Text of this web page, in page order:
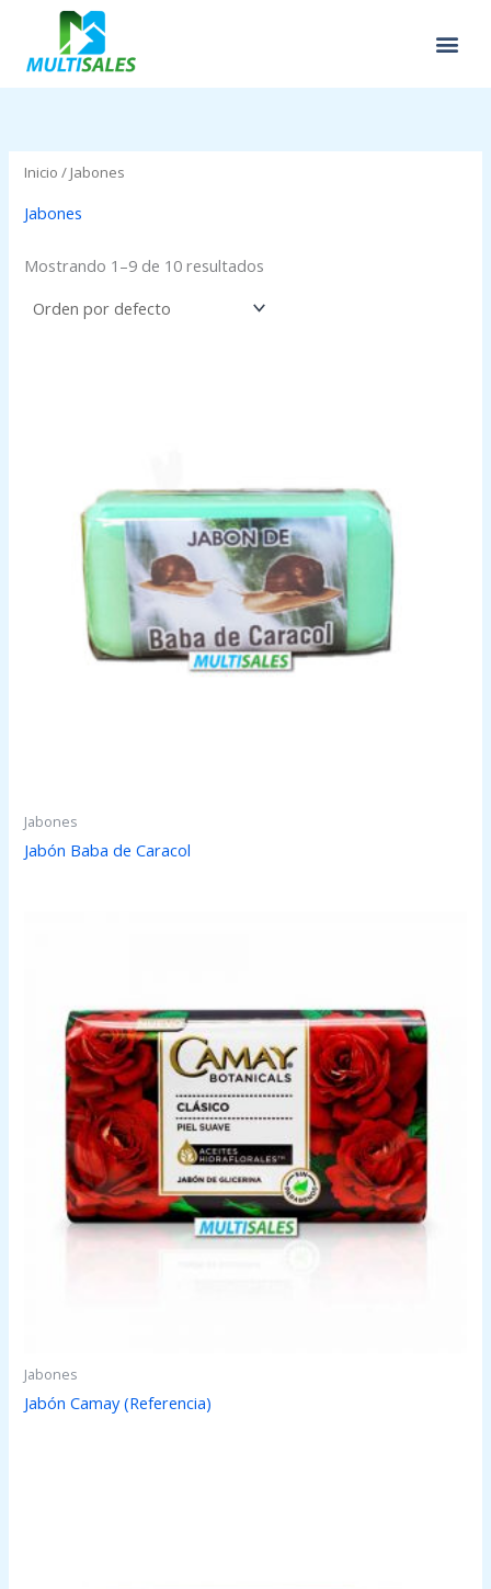
contenido
Inicio / Jabones
Jabones
Mostrando 1–9 de 10 resultados
Jabones
Jabón Baba de Caracol
Jabones
Jabón Camay (Referencia)